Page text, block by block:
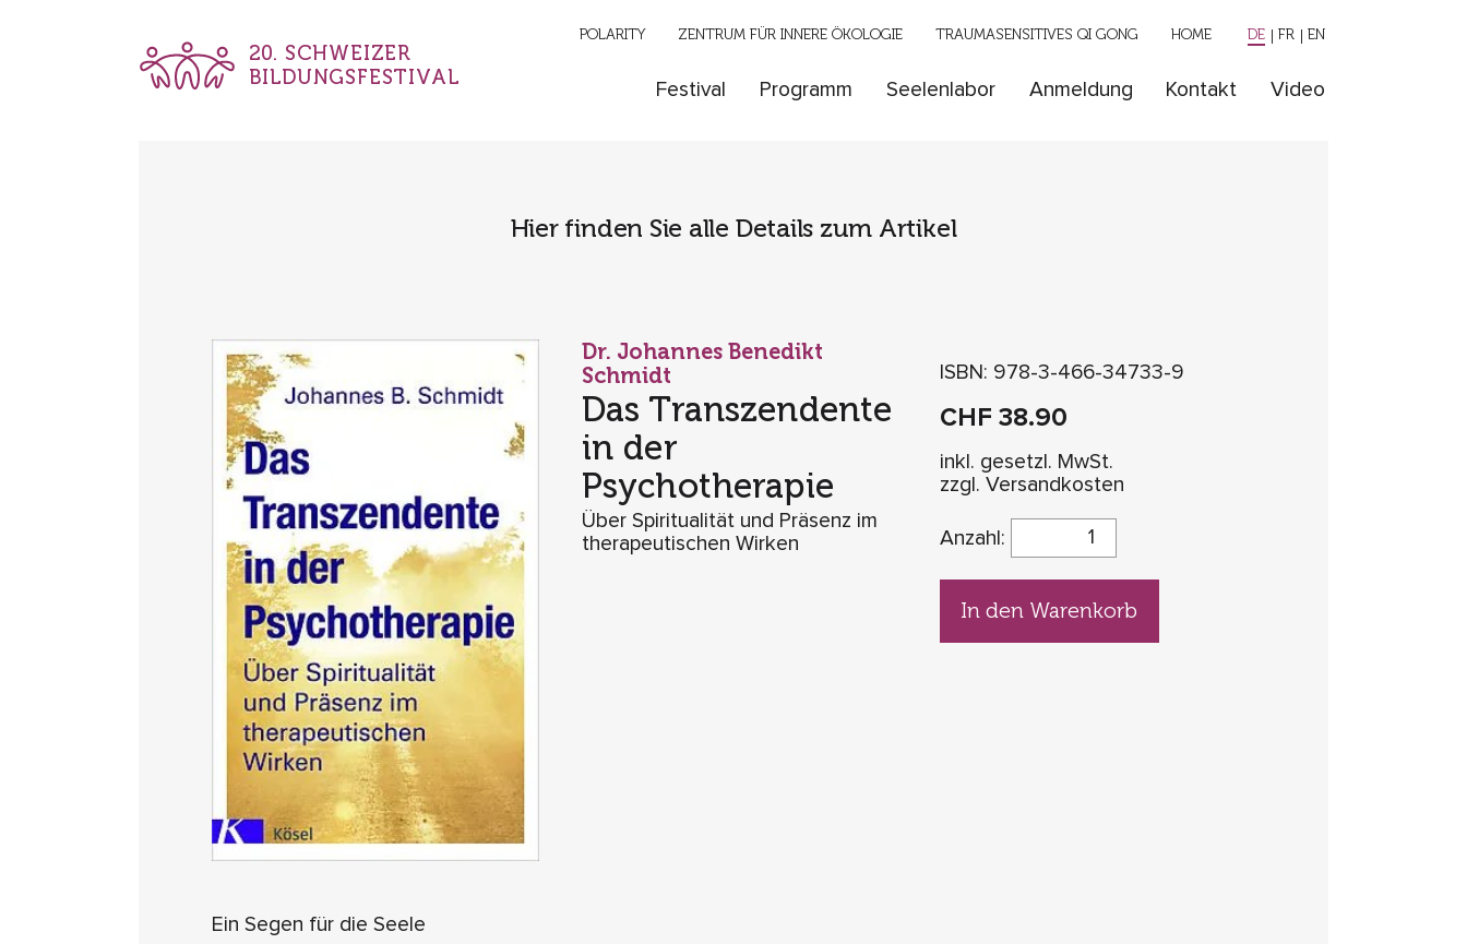
20. SCHWEIZER
BILDUNGSFESTIVAL
Festival Programm Seelenlabor Anmeldung Kontakt Video
POLARITY ZENTRUM FÜR INNERE ÖKOLOGIE TRAUMASENSITIVES QI GONG HOME DE FR EN
Hier finden Sie alle Details zum Artikel
Dr. Johannes Benedikt
Schmidt
Das Transzendente
in der
Psychotherapie
Über Spiritualität und Präsenz im
therapeutischen Wirken
ISBN: 978-3-466-34733-9
CHF 38.90
inkl. gesetzl. MwSt.
zzgl. Versandkosten
Anzahl:
In den Warenkorb
Ein Segen für die Seele